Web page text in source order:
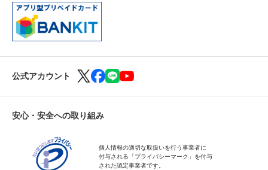
公式アカウント
安心・安全への取り組み
個人情報の適切な取扱いを行う事業者に
付与される 「プライバシーマーク」を付与
された認定事業者です。